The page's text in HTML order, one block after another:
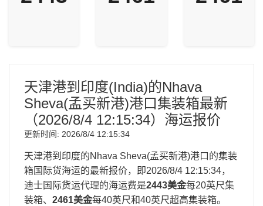
天津港到印度(India)的Nhava
Sheva(孟买新港)港口集装箱最新
（2026/8/4 12:15:34）海运报价
更新时间: 2026/8/4 12:15:34
天津港到印度的Nhava Sheva(孟买新港)港口的集装
箱国际货海运的最新报价，即2026/8/4 12:15:34，
迪士国际货运代理的海运费是2443美金每20英尺集
装箱、 2461美金每40英尺和40英尺超高集装箱。